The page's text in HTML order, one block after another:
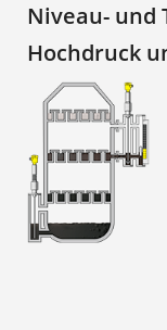
Niveau- und
Hochdruck